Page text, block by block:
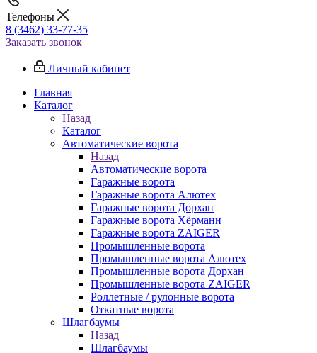
Телефоны
8 (3462) 33-77-35
Заказать звонок
Личный кабинет
Главная
Каталог
Назад
Каталог
Автоматические ворота
Назад
Автоматические ворота
Гаражные ворота
Гаражные ворота Алютех
Гаражные ворота Дорхан
Гаражные ворота Хёрманн
Гаражные ворота ZAIGER
Промышленные ворота
Промышленные ворота Алютех
Промышленные ворота Дорхан
Промышленные ворота ZAIGER
Роллетные / рулонные ворота
Откатные ворота
Шлагбаумы
Назад
Шлагбаумы